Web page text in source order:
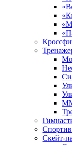
Скейт-